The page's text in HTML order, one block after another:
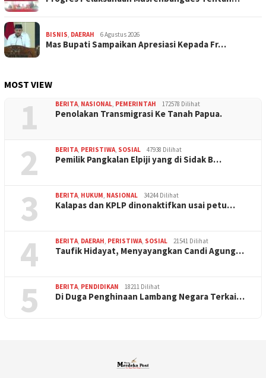
BISNIS DAERAH 6 Agustus 2026
Mas Bupati Sampaikan Apresiasi Kepada Fr…
MOST VIEW
1 BERITA NASIONAL PEMERINTAH 172578 Dilihat
Penolakan Transmigrasi Ke Tanah Papua.
2 BERITA PERISTIWA SOSIAL 47938 Dilihat
Pemilik Pangkalan Elpiji yang di Sidak B…
3 BERITA HUKUM NASIONAL 34244 Dilihat
Kalapas dan KPLP dinonaktifkan usai petu…
4 BERITA DAERAH PERISTIWA SOSIAL 21541 Dilihat
Taufik Hidayat, Menyayangkan Candi Agung…
5 BERITA PENDIDIKAN 18211 Dilihat
Di Duga Penghinaan Lambang Negara Terkai…